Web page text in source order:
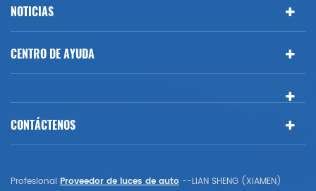
NOTICIAS
CENTRO DE AYUDA
CONTÁCTENOS
Profesional Proveedor de luces de auto --LIAN SHENG (XIAMEN)